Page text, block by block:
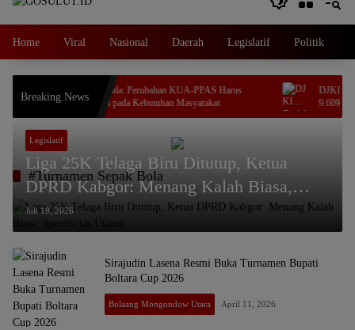
Home Viral Nasional Daerah Legislatif Politik
Breaking News
Indriani Dunda: Perubahan KUA-PPAS Harus
Berorientasi pada Kebutuhan Masyarakat
DJKI Tindak
9.609 Pasang
#Turnamen Sepak Bola
Legislatif
Liga 25K Telaga Biru Ditutup, Ketua
DPRD Kabgor: Menang Kalah Biasa,
Sportivitas Utama
Juli 19, 2026
Sirajudin Lasena Resmi Buka Turnamen Bupati
Boltara Cup 2026
Bolaang Mongondow Utara April 11, 2026